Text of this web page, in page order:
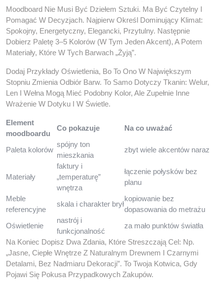
Moodboard Nie Musi Być Dziełem Sztuki. Ma Być Czytelny I
Pomagać W Decyzjach. Najpierw Określ Dominujący Klimat:
Spokojny, Energetyczny, Elegancki, Przytulny. Następnie
Dobierz Paletę 3–5 Kolorów (w Tym Jeden Akcent), A Potem
Materiały, Które W Tych Barwach „żyją”.
Dodaj Przykłady Oświetlenia, Bo To Ono W Największym
Stopniu Zmienia Odbiór Barw. To Samo Dotyczy Tkanin: Welur,
Len I Wełna Mogą Mieć Podobny Kolor, Ale Zupełnie Inne
Wrażenie W Dotyku I W Świetle.
Element
moodboardu
Co pokazuje Na co uważać
Paleta kolorów
spójny ton
mieszkania
zbyt wiele akcentów naraz
Materiały
faktury i
„temperaturę”
wnętrza
łączenie połysków bez
planu
Meble
referencyjne
skala i charakter brył
kopiowanie bez
dopasowania do metrażu
Oświetlenie
nastrój i
funkcjonalność
za mało punktów światła
Na Koniec Dopisz Dwa Zdania, Które Streszczają Cel: Np.
„Jasne, Ciepłe Wnętrze Z Naturalnym Drewnem I Czarnymi
Detalami, Bez Nadmiaru Dekoracji”. To Twoja Kotwica, Gdy
Pojawi Się Pokusa Przypadkowych Zakupów.